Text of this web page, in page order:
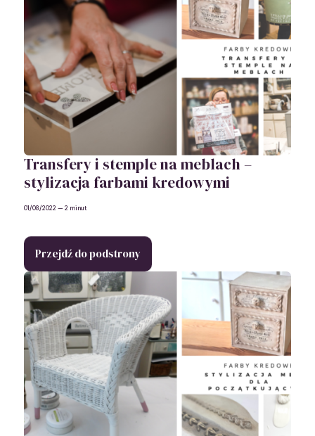
Transfery i stemple na meblach –
stylizacja farbami kredowymi
01/08/2022— 2 minut
Przejdź do podstrony